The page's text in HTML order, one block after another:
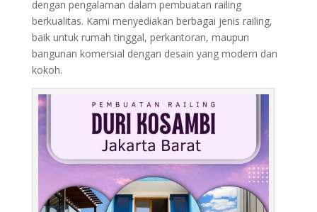
dengan pengalaman dalam pembuatan railing
berkualitas. Kami menyediakan berbagai jenis railing,
baik untuk rumah tinggal, perkantoran, maupun
bangunan komersial dengan desain yang modern dan
kokoh.